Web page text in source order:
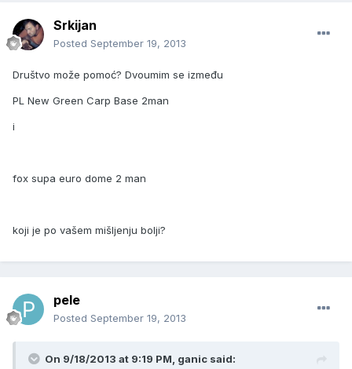
Srkijan
Posted September 19, 2013
Društvo može pomoć? Dvoumim se između
PL New Green Carp Base 2man
i
fox supa euro dome 2 man
koji je po vašem mišljenju bolji?
pele
Posted September 19, 2013
On 9/18/2013 at 9:19 PM, ganic said: